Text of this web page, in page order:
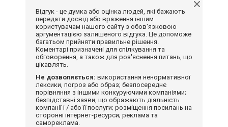
Відгук - це думка або оцінка людей, які бажають
передати досвід або враження іншим
користувачам нашого сайту з обов'язковою
аргументацією залишеного відгука. Це допоможе
багатьом прийняти правильне рішення.
Коментарі призначені для спілкування та
обговорення, а також для роз'яснення питань, що
цікавлять.
Не дозволяється: використання ненормативної
лексики, погроз або образ; безпосереднє
порівняння з іншими конкуруючими компаніями;
безпідставні заяви, що ображають діяльність
компанії і / або її послуги; розміщення посилань на
сторонні інтернет-ресурси; реклама та
самореклама.